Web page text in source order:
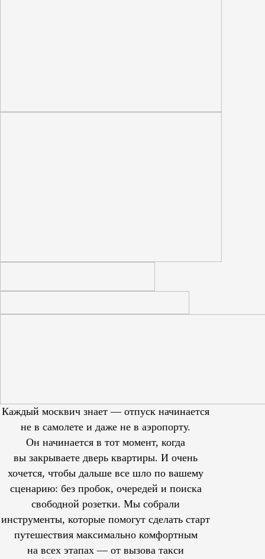
Каждый москвич знает — отпуск начинается
не в самолете и даже не в аэропорту.
Он начинается в тот момент, когда
вы закрываете дверь квартиры. И очень
хочется, чтобы дальше все шло по вашему
сценарию: без пробок, очередей и поиска
свободной розетки. Мы собрали
инструменты, которые помогут сделать старт
путешествия максимально комфортным
на всех этапах — от вызова такси